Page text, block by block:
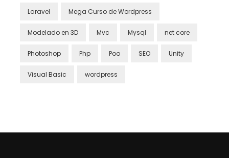
Laravel Mega Curso de Wordpress
Modelado en 3D Mvc Mysql net core
Photoshop Php Poo SEO Unity
Visual Basic wordpress